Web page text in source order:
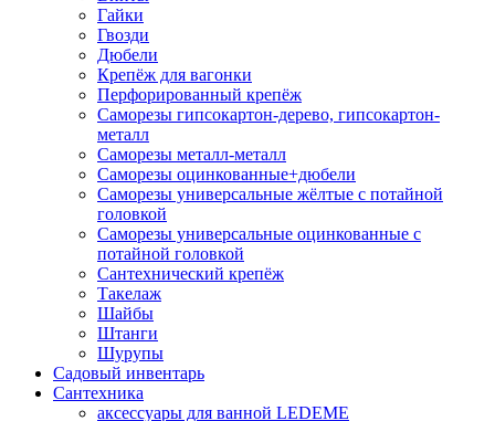
Гайки
Гвозди
Дюбели
Крепёж для вагонки
Перфорированный крепёж
Саморезы гипсокартон-дерево, гипсокартон-
металл
Саморезы металл-металл
Саморезы оцинкованные+дюбели
Саморезы универсальные жёлтые с потайной
головкой
Саморезы универсальные оцинкованные с
потайной головкой
Сантехнический крепёж
Такелаж
Шайбы
Штанги
Шурупы
Садовый инвентарь
Сантехника
аксессуары для ванной LEDEME